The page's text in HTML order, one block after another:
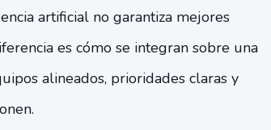
artificial no garantiza mejores
es cómo se integran sobre una
alineados, prioridades claras y